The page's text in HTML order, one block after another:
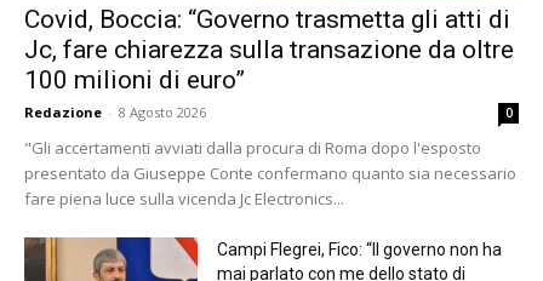
Covid, Boccia: “Governo trasmetta gli atti di
Jc, fare chiarezza sulla transazione da oltre
100 milioni di euro”
Redazione - 8 Agosto 2026 0
"Gli accertamenti avviati dalla procura di Roma dopo l'esposto
presentato da Giuseppe Conte confermano quanto sia necessario
fare piena luce sulla vicenda Jc Electronics...
Campi Flegrei, Fico: “Il governo non ha
mai parlato con me dello stato di